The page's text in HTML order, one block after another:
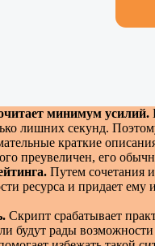
минимум усилий.
лишних секунд.
краткие
преувеличен, его
Путем сочетания
ресурса и придает
Скрипт срабатывает
будут рады